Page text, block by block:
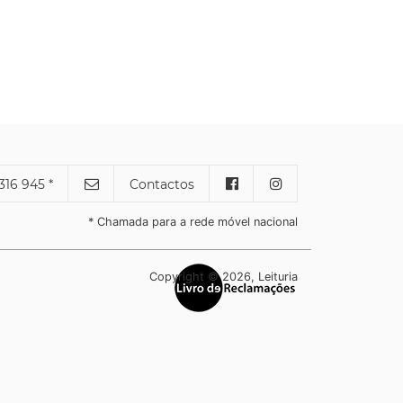
945 * Contactos
* Chamada para a rede móvel nacional
Copyright © 2026, Leituria